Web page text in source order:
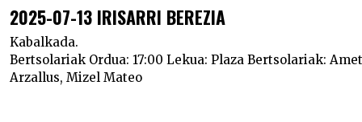
2025-07-13 IRISARRI BEREZIA
Kabalkada.
Bertsolariak Ordua: 17:00 Lekua: Plaza Bertsolariak:
Arzallus, Mizel Mateo